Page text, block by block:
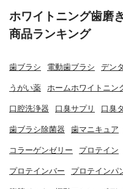
ホワイトニング歯磨
商品ランキング
歯ブラシ 電動歯ブラシ デン
うがい薬 ホームホワイトニン
口腔洗浄器 口臭サプリ 口臭
歯ブラシ除菌器 歯マニキュア
コラーゲンゼリー プロテイン
プロテインバー プロテインパ